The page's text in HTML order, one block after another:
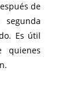
de
Es útil
quienes